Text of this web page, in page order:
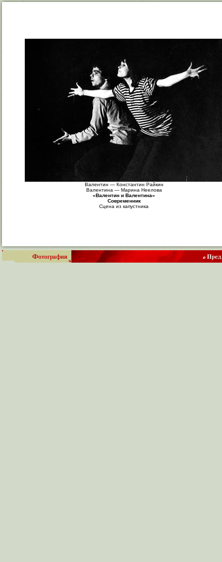
Валентин — Константин Райкин
Валентина — Марина Неелова
«Валентин и Валентина»
Современник
Сцена из капустника